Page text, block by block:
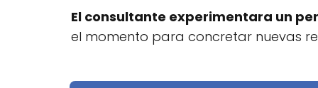
El consultante experimentara un
el momento para concretar nuevas